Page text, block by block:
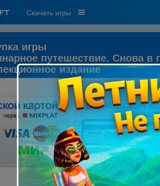
Скачать игры
игры
путешествие. Снова в
издание